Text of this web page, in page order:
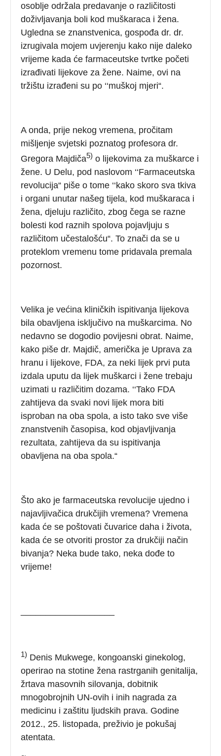
osoblje održala predavanje o različitosti
doživljavanja boli kod muškaraca i žena.
Ugledna se znanstvenica, gospođa dr. dr.
izrugivala mojem uvjerenju kako nije daleko
vrijeme kada će farmaceutske tvrtke početi
izrađivati lijekove za žene. Naime, ovi na
tržištu izrađeni su po ‘‘muškoj mjeri“.
A onda, prije nekog vremena, pročitam
mišljenje svjetski poznatog profesora dr.
Gregora Majdiča5) o lijekovima za muškarce i
žene. U Delu, pod naslovom ‘‘Farmaceutska
revolucija“ piše o tome ‘‘kako skoro sva tkiva
i organi unutar našeg tijela, kod muškaraca i
žena, djeluju različito, zbog čega se razne
bolesti kod raznih spolova pojavljuju s
različitom učestalošću“. To znači da se u
proteklom vremenu tome pridavala premala
pozornost.
Velika je većina kliničkih ispitivanja lijekova
bila obavljena isključivo na muškarcima. No
nedavno se dogodio povijesni obrat. Naime,
kako piše dr. Majdič, američka je Uprava za
hranu i lijekove, FDA, za neki lijek prvi puta
izdala uputu da lijek muškarci i žene trebaju
uzimati u različitim dozama. ‘‘Tako FDA
zahtijeva da svaki novi lijek mora biti
isproban na oba spola, a isto tako sve više
znanstvenih časopisa, kod objavljivanja
rezultata, zahtijeva da su ispitivanja
obavljena na oba spola.“
Što ako je farmaceutska revolucije ujedno i
najavljivačica drukčijih vremena? Vremena
kada će se poštovati čuvarice daha i života,
kada će se otvoriti prostor za drukčiji način
bivanja? Neka bude tako, neka dođe to
vrijeme!
1) Denis Mukwege, kongoanski ginekolog,
operirao na stotine žena rastrganih genitalija,
žrtava masovnih silovanja, dobitnik
mnogobrojnih UN-ovih i inih nagrada za
medicinu i zaštitu ljudskih prava. Godine
2012., 25. listopada, preživio je pokušaj
atentata.